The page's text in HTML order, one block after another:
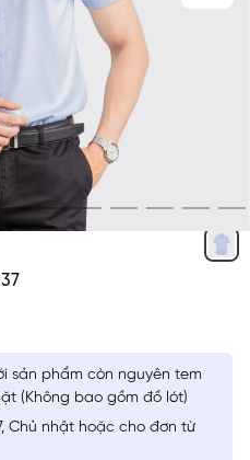
sản phẩm còn nguyên tem
(Không bao gồm đồ lót)
Chủ nhật hoặc cho đơn từ